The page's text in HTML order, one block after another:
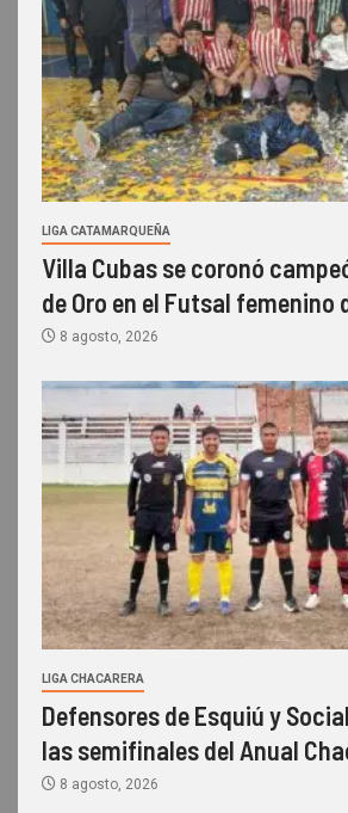
LIGA CATAMARQUEÑA
Villa Cubas se coronó
de Oro en el Futsal femenino
8 agosto, 2026
LIGA CHACARERA
Defensores de Esquiú y
las semifinales del Anual
8 agosto, 2026